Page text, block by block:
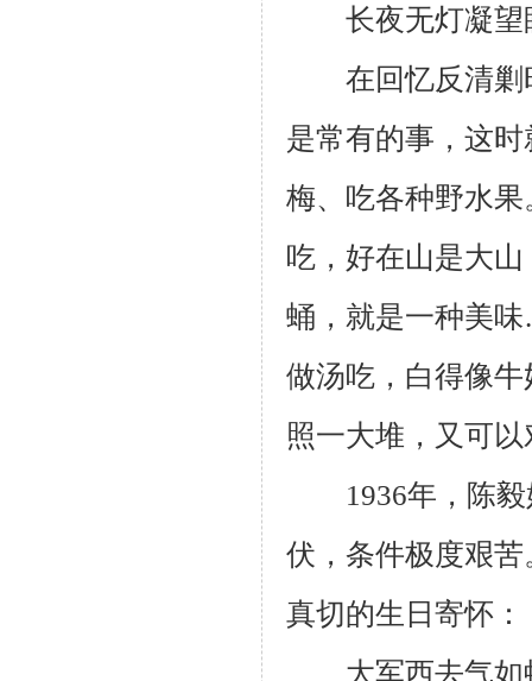
长夜无灯凝望
在回忆反清剿时
是常有的事，这
梅、吃各种野水
吃，好在山是大
蛹，就是一种美
做汤吃，白得像
照一大堆，又可
1936年，陈毅
伏，条件极度艰
真切的生日寄怀：
大军西去气如